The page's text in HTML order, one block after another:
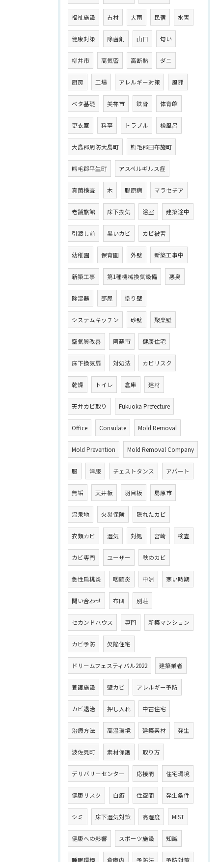
福祉施設 古材 大雨 民宿 水害
健康対策 除菌剤 山口 匂い
柳井市 高気密 高断熱 ダニ
厨房 工場 アレルギー対策 風邪
ベタ基礎 美祢市 鉄骨 体育館
更衣室 料亭 トラブル 檜風呂
大島郡周防大島町 熊毛郡田布施町
熊毛郡平生町 アスペルギルス症
真菌検査 木 膠原病 マラセチア
老舗旅館 床下換気 浴室 建築途中
引渡し前 黒いカビ カビ被害
幼稚園 保育園 外壁 新築工事中
新築工事 第1種機械換気設備 悪臭
除湿器 部屋 塗り壁
システムキッチン 砂壁 聚楽壁
空気質改善 阿蘇市 健康住宅
床下換気扇 対処法 カビリスク
乾燥 トイレ 倉庫 建材
天井カビ取り Fukuoka Prefecture
Office Consulate Mold Removal
Mold Prevention Mold Removal Company
服 洋服 チェストタンス アパート
無垢 天井板 羽目板 島原市
温泉地 火災保険 隠れたカビ
衣類カビ 湿気 対処 宮崎 検査
カビ専門 ユーザー 秋のカビ
急性扁桃炎 咽頭炎 中洲 寒い時期
問い合わせ 布団 別荘
セカンドハウス 専門 新築マンション
カビ予防 欠陥住宅
ドリームフェスティバル2022 建築業者
養護施設 壁カビ アレルギー予防
カビ退治 押し入れ 中古住宅
治療方法 高温環境 建築素材 発生
波佐見町 素材保護 取り方
デリバリーセンター 応接間 住宅環境
健康リスク 白癬 住空間 発生条件
シミ 床下湿気対策 高湿度 MIST
健康への影響 スポーツ施設 知識
睡眠環境 倉庫内 予防法 予防対策